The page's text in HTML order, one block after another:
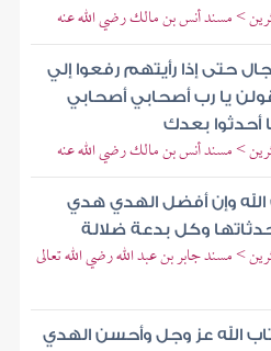
> مسند أنس بن مالك رضي الله عنه
حتى إذا رأيتهم رفعوا إلي
يا رب أصحابي أصحابي
أحدثوا بعدك
> مسند أنس بن مالك رضي الله عنه
وإن أفضل الهدي هدي
وكل بدعة ضلالة
> مسند جابر بن عبد الله رضي الله تعالى
الله عز وجل وأحسن الهدي